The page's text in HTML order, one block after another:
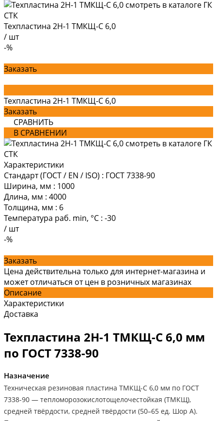
Техпластина 2Н-1 ТМКЩ-С 6,0
/ шт
-%
Заказать
Техпластина 2Н-1 ТМКЩ-С 6,0
Заказать
СРАВНИТЬ
В СРАВНЕНИИ
Характеристики
Стандарт (ГОСТ / EN / ISO) : ГОСТ 7338-90
Ширина, мм : 1000
Длина, мм : 4000
Толщина, мм : 6
Температура раб. min, °C : -30
/ шт
-%
Заказать
Цена действительна только для интернет-магазина и
может отличаться от цен в розничных магазинах
Описание
Характеристики
Доставка
Техпластина 2Н-1 ТМКЩ-С 6,0 мм
по ГОСТ 7338-90
Назначение
Техническая резиновая пластина ТМКЩ-С 6,0 мм по ГОСТ
7338-90 — тепломорозокислотощелочестойкая (ТМКЩ),
средней твёрдости, средней твёрдости (50–65 ед. Шор А).